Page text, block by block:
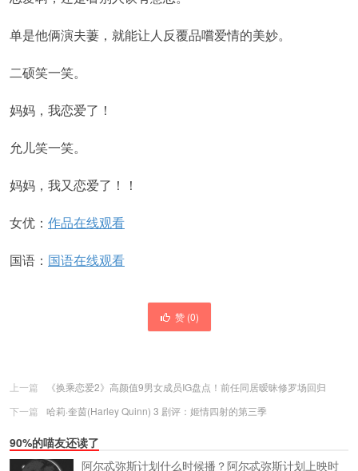
单是他俩演夫萋，就能让人反覆品嚐爱情的美妙。
二硕笑一笑。
妈妈，我恋爱了！
允儿笑一笑。
妈妈，我又恋爱了！！
女优： 作品在线观看
国语： 国语在线观看
赞 (0)
上一篇
《换乘恋爱2》高颜值9男女成员IG盘点！前任同居暧昧修罗场回归
下一篇
哈莉·奎茵(Harley Quinn) 3 剧评：姬情四射的第三季
90%的喵友还读了
阿尔忒弥斯计划什么时候播？阿尔忒弥斯计划上映时